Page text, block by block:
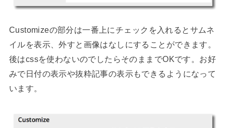
Customizeの部分は一番上にチェックを入れるとサムネ
イルを表示、外すと画像はなしにすることができます。
後はcssを使わないのでしたらそのままでOKです。お好
みで日付の表示や抜粋記事の表示もできるようになって
います。